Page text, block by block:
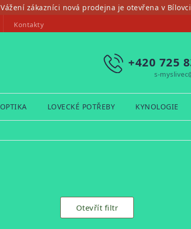
Vážení zákazníci nová prodejna je otevřena v
Kontakty
+420 725
s-
OPTIKA LOVECKÉ POTŘEBY KYNOLOGIE
Otevřít filtr